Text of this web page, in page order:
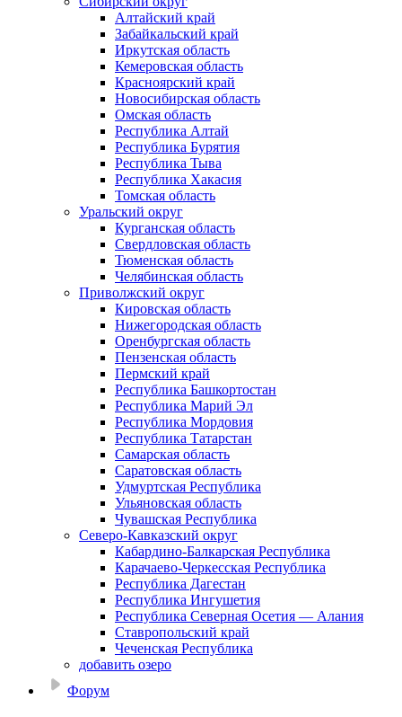
Алтайский край
Забайкальский край
Иркутская область
Кемеровская область
Красноярский край
Новосибирская область
Омская область
Республика Алтай
Республика Бурятия
Республика Тыва
Республика Хакасия
Томская область
Уральский округ
Курганская область
Свердловская область
Тюменская область
Челябинская область
Приволжский округ
Кировская область
Нижегородская область
Оренбургская область
Пензенская область
Пермский край
Республика Башкортостан
Республика Марий Эл
Республика Мордовия
Республика Татарстан
Самарская область
Саратовская область
Удмуртская Республика
Ульяновская область
Чувашская Республика
Северо-Кавказский округ
Кабардино-Балкарская Республика
Карачаево-Черкесская Республика
Республика Дагестан
Республика Ингушетия
Республика Северная Осетия — Алания
Ставропольский край
Чеченская Республика
добавить озеро
Форум